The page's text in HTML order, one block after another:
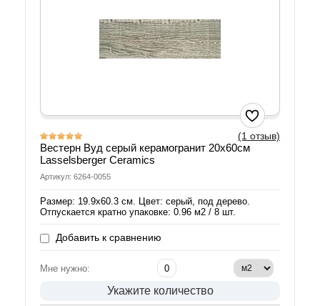
(1 отзыв)
Вестерн Вуд серый керамогранит 20х60см
Lasselsberger Ceramics
Артикул: 6264-0055
Размер: 19.9х60.3 см. Цвет: серый, под дерево.
Отпускается кратно упаковке: 0.96 м2 / 8 шт.
Добавить к сравнению
Мне нужно:
Укажите количество